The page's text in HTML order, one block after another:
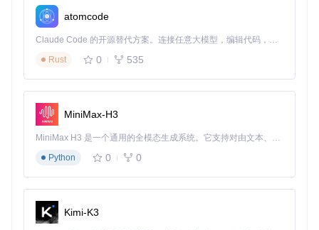
实际效果
智能过滤系统可实现95%以上的目标内容精准过滤，响应延迟
率，典型使用场景下可减少60%的无效内容展示。
优化视频资源管理流程
原生B站下载功能存在诸多限制：不支持批量操作、文件名格
式固定、缺乏分类管理能力。对于需要离线观看或收藏管理的
用户，这些限制严重影响使用体验。
atomcode
Claude Code 的开源替代方案。连接任意大模型，编辑代码，运行命令，自动验证 — 全自动执行。用 Rust 构建，极致性能。 ｜ An open-source alternative to Claude Code. Connect any LLM, edit code, run commands, and verify changes — autonomously. Built in Rust for speed. Get Started
Rust
0 535
MiniMax-H3
MiniMax H3 是一个通用的全模态生成系统。它支持对由文本、图像、视频和音频组成的多模态上下文进行统一理解，并能生成分辨率高达 2K、时长可达 15 秒的带原生立体声音频的视频。得益于面向任务泛化的系统设计，H3 在预训练阶段就已具备广泛的多模态上下文理解与生成能力，能够出色地执行复杂的多模态指令。
Python
0 0
Kimi-K3